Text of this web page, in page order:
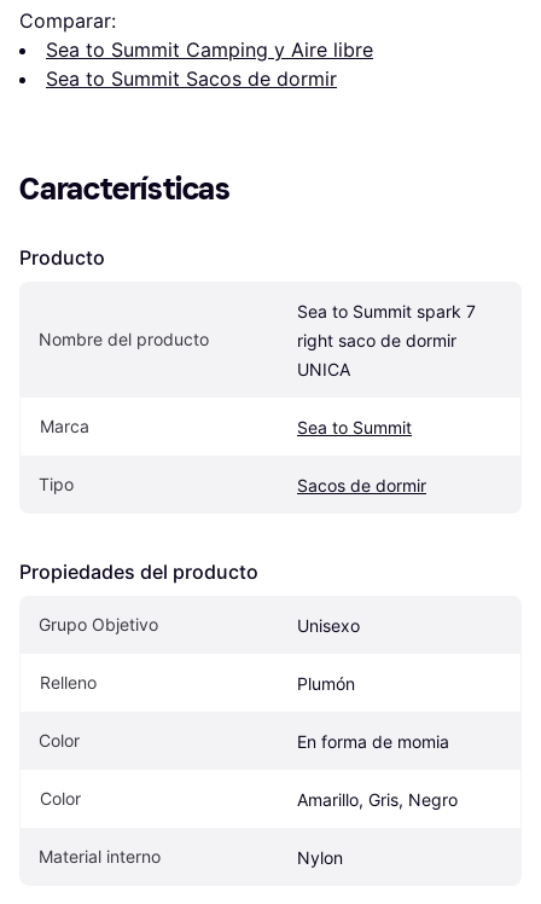
Comparar:
Sea to Summit Camping y Aire libre
Sea to Summit Sacos de dormir
Características
Producto
Nombre del producto
Sea to Summit spark 7
right saco de dormir
UNICA
Marca Sea to Summit
Tipo Sacos de dormir
Propiedades del producto
Grupo Objetivo Unisexo
Relleno Plumón
Color En forma de momia
Color Amarillo, Gris, Negro
Material interno Nylon